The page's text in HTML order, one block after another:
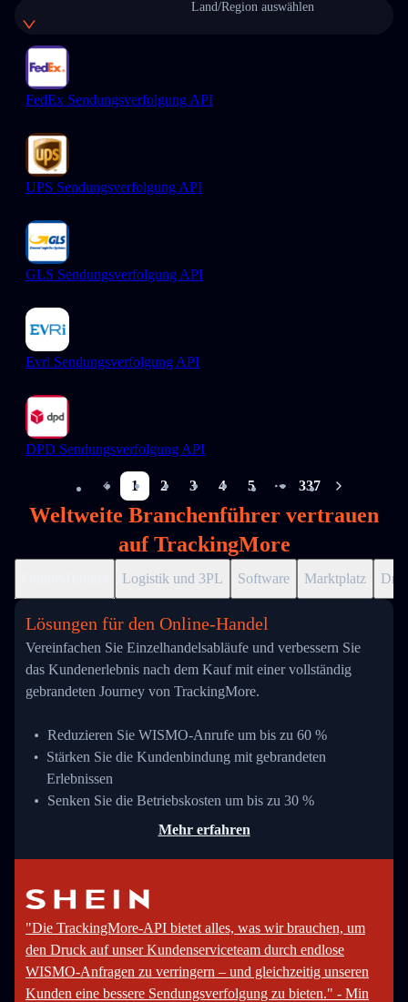
Land/Region auswählen
FedEx Sendungsverfolgung API
UPS Sendungsverfolgung API
GLS Sendungsverfolgung API
Evri Sendungsverfolgung API
DPD Sendungsverfolgung API
1 2 3 4 5
More pages
337
Weltweite Branchenführer vertrauen
auf TrackingMore
Logistik und 3PL Software Marktplatz
Lösungen für den Online-Handel
Vereinfachen Sie Einzelhandelsabläufe und verbessern Sie
das Kundenerlebnis nach dem Kauf mit einer vollständig
gebrandeten Journey von TrackingMore.
Reduzieren Sie WISMO-Anrufe um bis zu 60 %
Stärken Sie die Kundenbindung mit gebrandeten
Erlebnissen
Senken Sie die Betriebskosten um bis zu 30 %
Mehr erfahren
"Die TrackingMore-API bietet alles, was wir brauchen, um
den Druck auf unser Kundenserviceteam durch endlose
WISMO-Anfragen zu verringern – und gleichzeitig unseren
Kunden eine bessere Sendungsverfolgung zu bieten." - Min